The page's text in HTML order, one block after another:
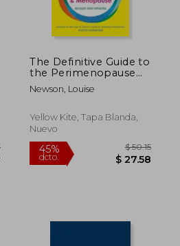
$ 22.66
$ 12.46
45%
The Definitive Guide to
the Perimenopause
and Menopause (en
Inglés)
Newson, Louise
Yellow Kite, Tapa Blanda,
Nuevo